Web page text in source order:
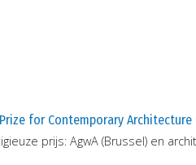
for Contemporary Architecture
prijs: AgwA (Brussel) en